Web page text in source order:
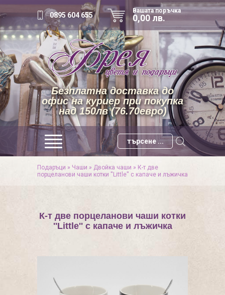
0895 604 655
Вашата поръчка
0,00 лв.
Безплатна доставка до
офис на куриер при покупка
над 150лв (76.70евро)
Подаръци » Чаши » Двойкa чаши » К-т две
порцеланови чаши котки ''Little'' с капаче и лъжичка
К-т две порцеланови чаши котки
''Little'' с капаче и лъжичка